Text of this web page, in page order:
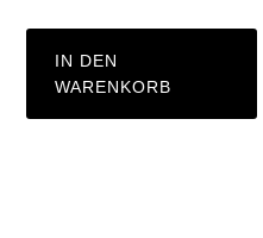
IN DEN
WARENKORB